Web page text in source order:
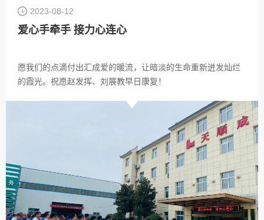
2023-08-12
爱心手牵手 接力心连心
愿我们的点滴付出汇成爱的暖流，让暗淡的生命重新迸发灿烂
的霞光。祝愿赵发挥、刘展教早日康复！